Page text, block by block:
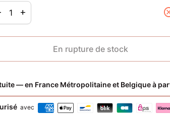
la quantité pour
Augmenter la quantité pour
add
En rupture de stock
— en France Métropolitaine et Belgique à
avec